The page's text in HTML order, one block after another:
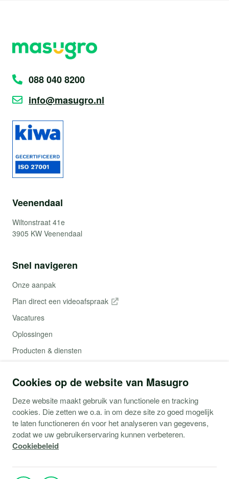
088 040 8200
info@masugro.nl
Veenendaal
Wiltonstraat 41e
3905 KW Veenendaal
Snel navigeren
Onze aanpak
Plan direct een videoafspraak
Vacatures
Oplossingen
Producten & diensten
Webshop (Copaco)
Support
Service aanvraag
Cookies op de website van Masugro
Deze website maakt gebruik van functionele en tracking
cookies. Die zetten we o.a. in om deze site zo goed mogelijk
te laten functioneren én voor het analyseren van gegevens,
zodat we uw gebruikerservaring kunnen verbeteren.
Cookiebeleid